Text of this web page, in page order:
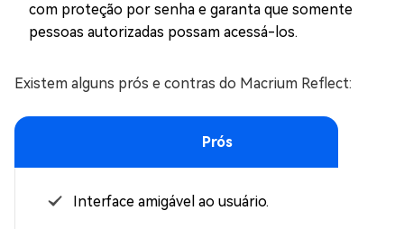
com proteção por senha e garanta que somente
pessoas autorizadas possam acessá-los.
Existem alguns prós e contras do Macrium Reflect:
Prós
Interface amigável ao usuário.